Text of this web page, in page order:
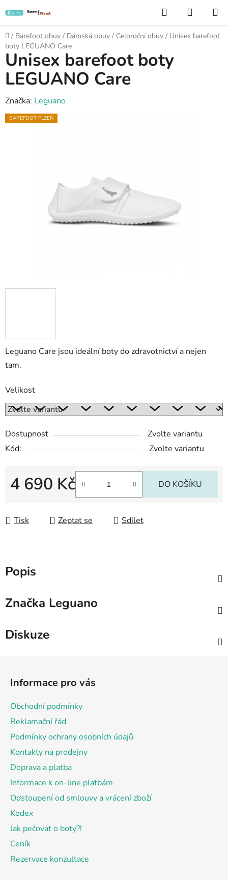
na
obsah
Hledat
KOŠÍK
Domů
/ Barefoot obuv / Dámská obuv / Celoroční obuv / Unisex barefoot
boty LEGUANO Care
Leguano Care jsou ideální boty do zdravotnictví a nejen
tam.
Velikost
Dostupnost
Zvolte variantu
Kód:
Zvolte variantu
4 690 Kč DO KOŠÍKU
Tisk Zeptat se Sdílet
Unisex barefoot boty
LEGUANO Care
Značka: Leguano
BAREFOOT PLZEŇ
Popis
Značka Leguano
Diskuze
Informace pro vás
Obchodní podmínky
Reklamační řád
Podmínky ochrany osobních údajů
Kontakty na prodejny
Doprava a platba
Informace k on-line platbám
Odstoupení od smlouvy a vrácení zboží
Kodex
Jak pečovat o boty?!
Ceník
Rezervace konzultace